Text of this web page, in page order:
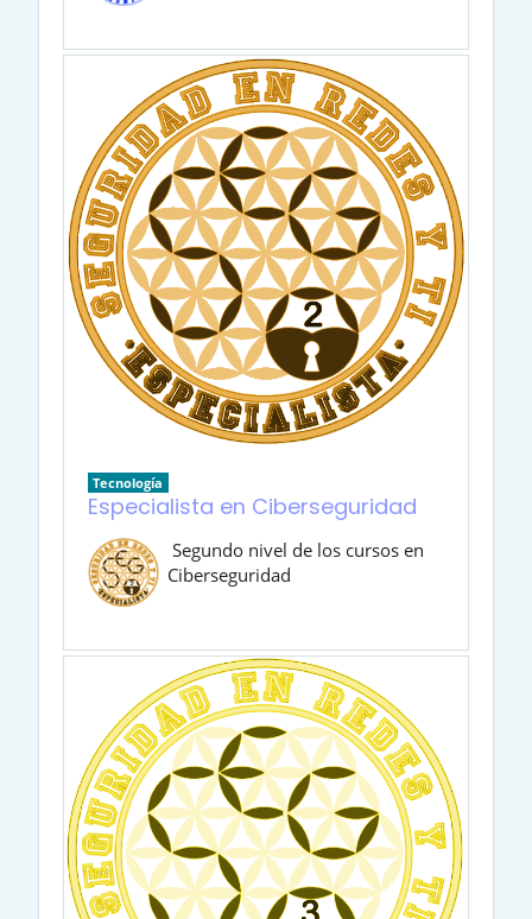
Tecnología
Especialista en Ciberseguridad
Segundo nivel de los cursos en
Ciberseguridad